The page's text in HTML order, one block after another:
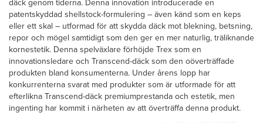
patentskyddad shellstock-formulering – även känd som en keps
eller ett skal – utformad för att skydda däck mot blekning, betsning,
repor och mögel samtidigt som den ger en mer naturlig, träliknande
kornestetik. Denna spelväxlare förhöjde Trex som en
innovationsledare och Transcend-däck som den oöverträffade
produkten bland konsumenterna. Under årens lopp har
konkurrenterna svarat med produkter som är utformade för att
efterlikna Transcend-däck premiumprestanda och estetik, men
ingenting har kommit i närheten av att överträffa denna produkt.